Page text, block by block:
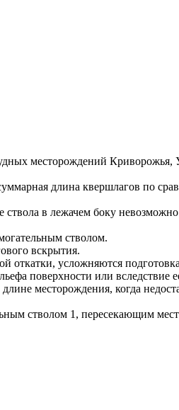
месторождений
длина квершлагов по
в лежачем боку
стволом.
вскрытия.
откатки, усложняются
поверхности или вследствие
месторождения, когда
стволом 1, пересекающим